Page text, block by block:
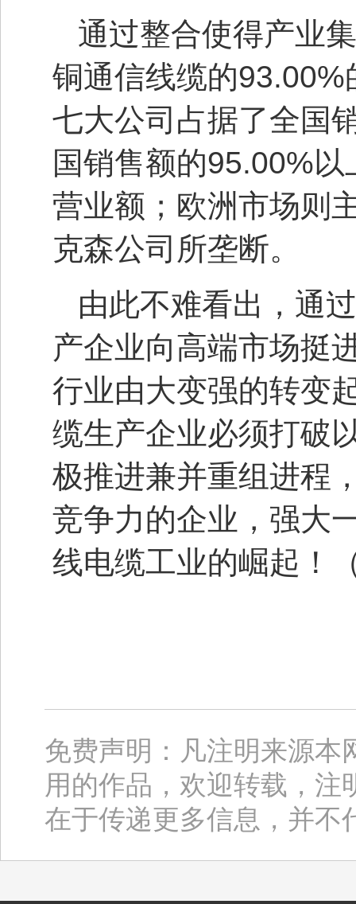
通过整合使得产业
铜通信线缆的
七大公司占据了全国
国销售额的95.00%
营业额；欧洲市场则
克森公司所垄断。
由此不难看出，通
产企业向高端市场挺
行业由大变强的转变
缆生产企业必须打破
极推进兼并重组进程
竞争力的企业，强大
线电缆工业的崛起！
免费声明：凡注明来源本
用的作品，欢迎转载，
在于传递更多信息，并不